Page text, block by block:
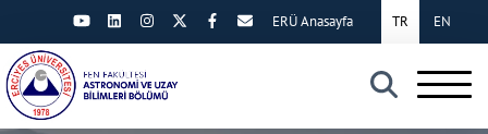
×
TR EN
ERÜ Anasayfa